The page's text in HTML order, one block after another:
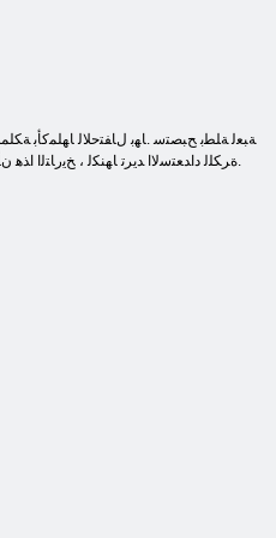
.ﺓﺮﻜﻠﻟ ﺩﺍﺪﻌﺘﺳﻻ ﺍ ﺪﻳﺮﺗ ﺎﻬﻨﻜﻟ ،